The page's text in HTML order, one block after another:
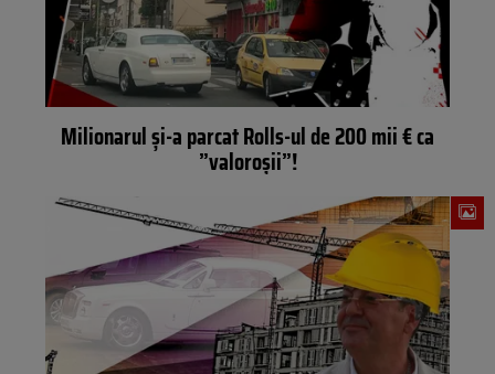
Milionarul și-a parcat Rolls-ul de 200 mii € ca
”valoroșii”!